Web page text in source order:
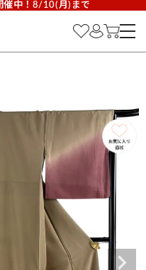
催中！8/10(月)まで